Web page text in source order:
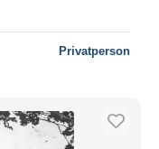
Privatperson